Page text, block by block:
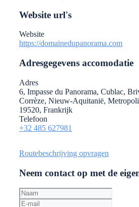
Website url's
Website
https://domainedupanorama.com
Adresgegevens accomodatie
Adres
6, Impasse du Panorama, Cublac,
Corrèze, Nieuw-Aquitanië,
19520, Frankrijk
Telefoon
+32 485 627981
Routebeschrijving opvragen
Neem contact op met de